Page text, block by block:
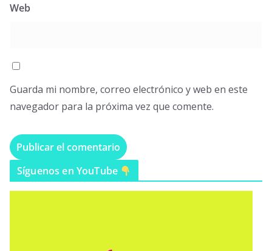
Web
Guarda mi nombre, correo electrónico y web en este
navegador para la próxima vez que comente.
Síguenos en YouTube